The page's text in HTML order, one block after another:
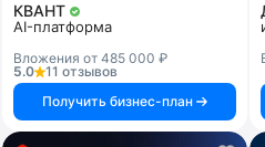
КВАНТ
AI-платформа
Вложения от 485 000 ₽
5.0
11 отзывов
Получить бизнес-план